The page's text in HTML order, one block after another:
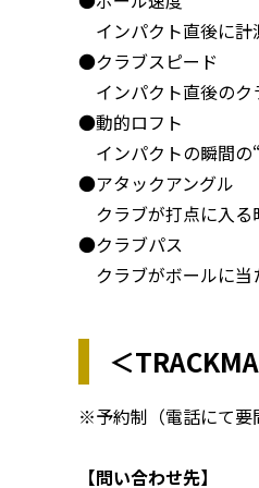
インパクト直後に計
●クラブスピード
インパクト直後のク
●動的ロフト
インパクトの瞬間の
●アタックアングル
クラブが打点に入る
●クラブパス
クラブがボールに当
＜
※予約制（電話にて要
【問い合わせ先】